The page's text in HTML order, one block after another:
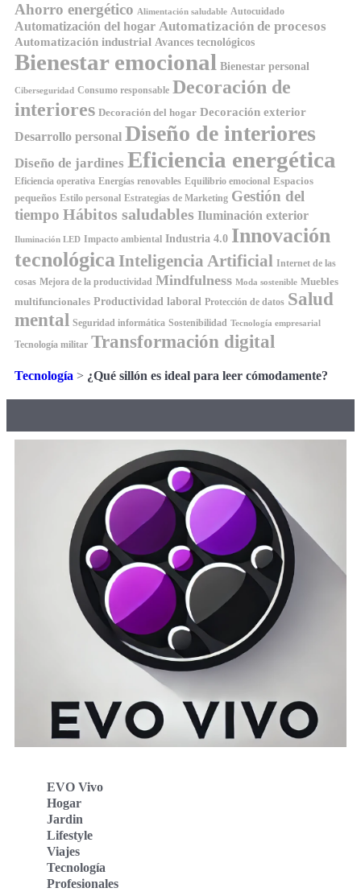
Ahorro energético Alimentación saludable Autocuidado
Automatización del hogar Automatización de procesos
Automatización industrial Avances tecnológicos
Bienestar emocional Bienestar personal
Ciberseguridad Consumo responsable Decoración de
interiores Decoración del hogar Decoración exterior
Desarrollo personal Diseño de interiores
Diseño de jardines Eficiencia energética
Eficiencia operativa Energías renovables Equilibrio emocional Espacios
pequeños Estilo personal Estrategias de Marketing Gestión del
tiempo Hábitos saludables Iluminación exterior
Iluminación LED Impacto ambiental Industria 4.0 Innovación
tecnológica Inteligencia Artificial Internet de las
cosas Mejora de la productividad Mindfulness Moda sostenible Muebles
multifuncionales Productividad laboral Protección de datos Salud
mental Seguridad informática Sostenibilidad Tecnología empresarial
Tecnología militar Transformación digital
Tecnología > ¿Qué sillón es ideal para leer cómodamente?
EVO Vivo
Hogar
Jardin
Lifestyle
Viajes
Tecnología
Profesionales